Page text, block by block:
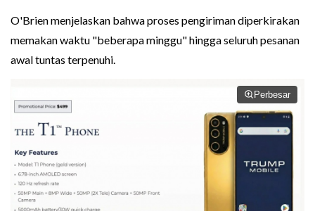
O'Brien menjelaskan bahwa proses pengiriman diperkirakan
memakan waktu "beberapa minggu" hingga seluruh pesanan
awal tuntas terpenuhi.
Perbesar